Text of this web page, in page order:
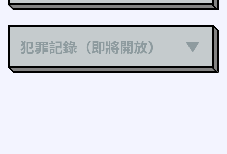
犯罪記錄（即將開放）